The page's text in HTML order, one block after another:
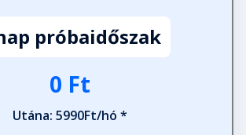
próbaidőszak
0 Ft
Utána: 5990Ft/hó *